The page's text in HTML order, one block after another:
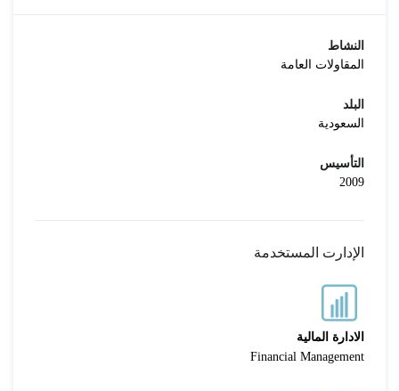
النشاط
المقاولات العامة
البلد
السعودية
التأسيس
2009
الإدارت المستخدمة
الادارة المالية
Financial Management